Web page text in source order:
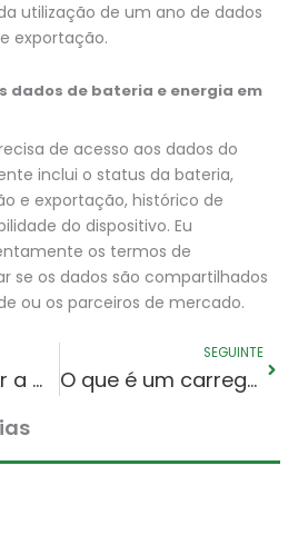
utilização de um ano de dados
exportação.
dados de bateria e energia em
de acesso aos dados do
inclui o status da bateria,
e exportação, histórico de
do dispositivo. Eu
os termos de
se os dados são compartilhados
ou os parceiros de mercado.
Como escolher a melhor bateria residencial em 2026
SEGUINTE
O que é um carregador bidirecional para veículos elétricos? V2H e V2G